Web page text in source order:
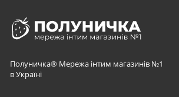
Полуничка® Мережа інтим магазинів №1
в Україні